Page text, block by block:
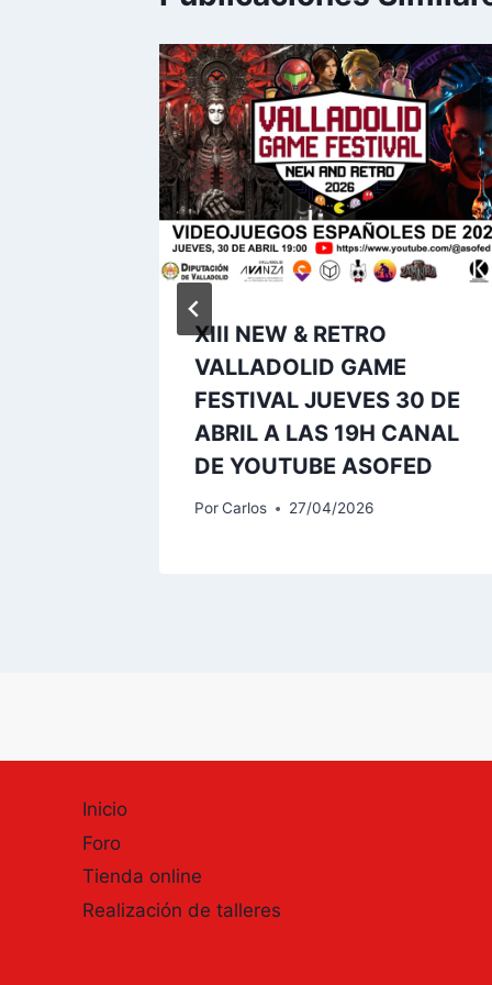
XIII NEW & RETRO
VALLADOLID GAME
FESTIVAL JUEVES 30 DE
ABRIL A LAS 19H CANAL
DE YOUTUBE ASOFED
PorCarlos 27/04/2026
Inicio
Foro
Tienda online
Realización de talleres